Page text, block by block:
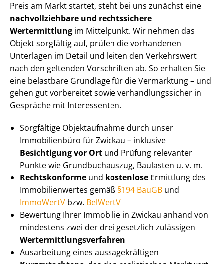
Preis am Markt startet, steht bei uns zunächst eine
nach­voll­zieh­ba­re und rechtssichere
Wertermittlung im Mittelpunkt. Wir nehmen das
Objekt sorgfältig auf, prüfen die vorhandenen
Unterlagen im Detail und leiten den Verkehrswert
nach den geltenden Vorschriften ab. So erhalten Sie
eine belastbare Grundlage für die Vermarktung – und
gehen gut vorbereitet sowie ver­hand­lungs­si­cher in
Gespräche mit Interessenten.
Sorgfältige Objektaufnahme durch unser
Immobilienbüro für Zwickau – inklusive
Besichtigung vor Ort und Prüfung relevanter
Punkte wie Grundbuchauszug, Baulasten u. v. m.
Rechtskonforme und kostenlose Ermittlung des
Im­mo­bi­li­en­wer­tes gemäß §194 BauGB und
ImmoWertV bzw. BelWertV
Bewertung Ihrer Immobilie in Zwickau anhand von
mindestens zwei der drei gesetzlich zulässigen
Wert­ermitt­lungs­ver­fah­ren
Ausarbeitung eines aus­sa­ge­kräf­ti­gen